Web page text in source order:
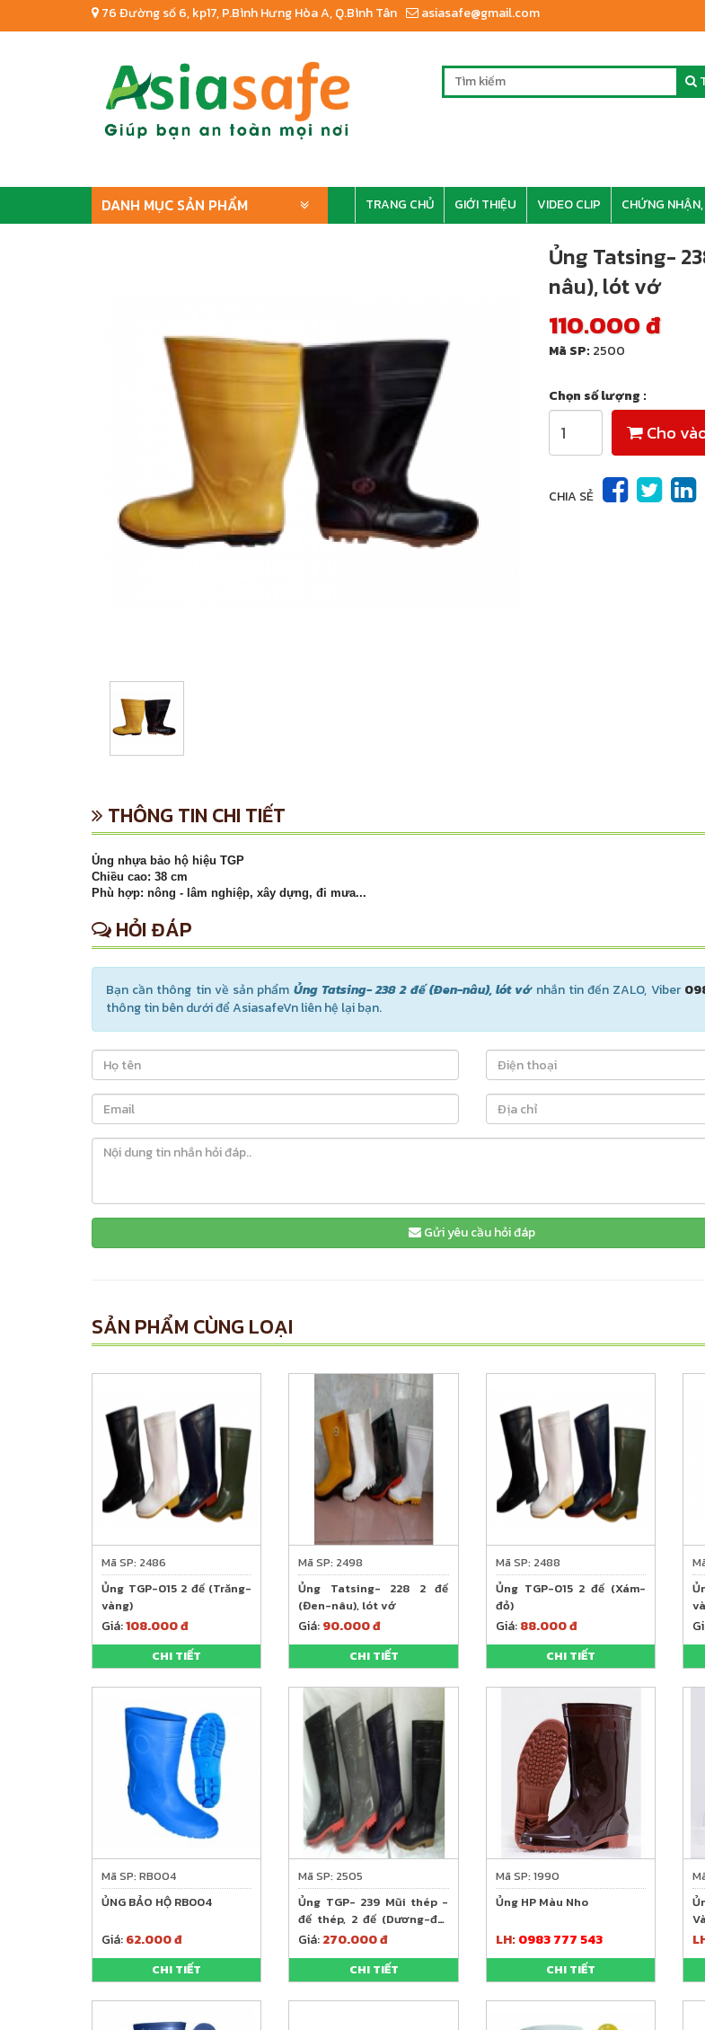
76 Đường số 6, kp17, P.Bình Hưng Hòa A, Q.Bình Tân asiasafe@gmail.com
DANH MỤC SẢN PHẨM TRANG CHỦ GIỚI THIỆU VIDEO CLIP CHỨNG
Ủng Tatsing-
nâu), lót vớ
110.000 đ
Mã SP: 2500
Chọn số lượng :
Cho
CHIA SẺ
THÔNG TIN CHI TIẾT
Ủng nhựa bảo hộ hiệu TGP
Chiều cao: 38 cm
Phù hợp: nông - lâm nghiệp, xây dựng, đi mưa...
HỎI ĐÁP
Bạn cần thông tin về sản phẩm Ủng Tatsing- 238 2 đế (Đen-nâu), lót vớnhắn tin đến ZALO, Viber
thông tin bên dưới để AsiasafeVn liên hệ lại bạn.
Gửi yêu cầu hỏi đáp
SẢN PHẨM CÙNG LOẠI
Mã SP: 2486
Ủng TGP-015 2 đế (Trăng-
vàng)
Giá:108.000 đ
CHI TIẾT
Mã SP: 2498
Ủng Tatsing- 228 2 đế
(Đen-nâu), lót vớ
Giá:90.000 đ
CHI TIẾT
Mã SP: 2488
Ủng TGP-015 2 đế (Xám-
đỏ)
Giá:88.000 đ
CHI TIẾT
Mã SP: RB004
ỦNG BẢO HỘ RB004
Giá:62.000 đ
CHI TIẾT
Mã SP: 2505
Ủng TGP- 239 Mũi thép -
đế thép, 2 đế (Dương-đỏ)
hoặc (Đennâu), lót vớ
Giá:270.000 đ
CHI TIẾT
Mã SP: 1990
Ủng HP Màu Nho
LH: 0983 777 543
CHI TIẾT